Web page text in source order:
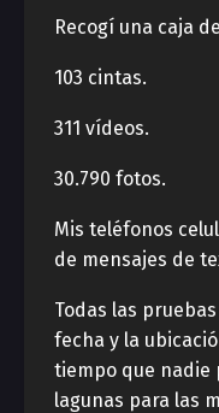
Recogí una caja
103 cintas.
311 vídeos.
30.790 fotos.
Mis teléfonos
de mensajes de
Todas las
fecha y la
tiempo que nadie
lagunas para las